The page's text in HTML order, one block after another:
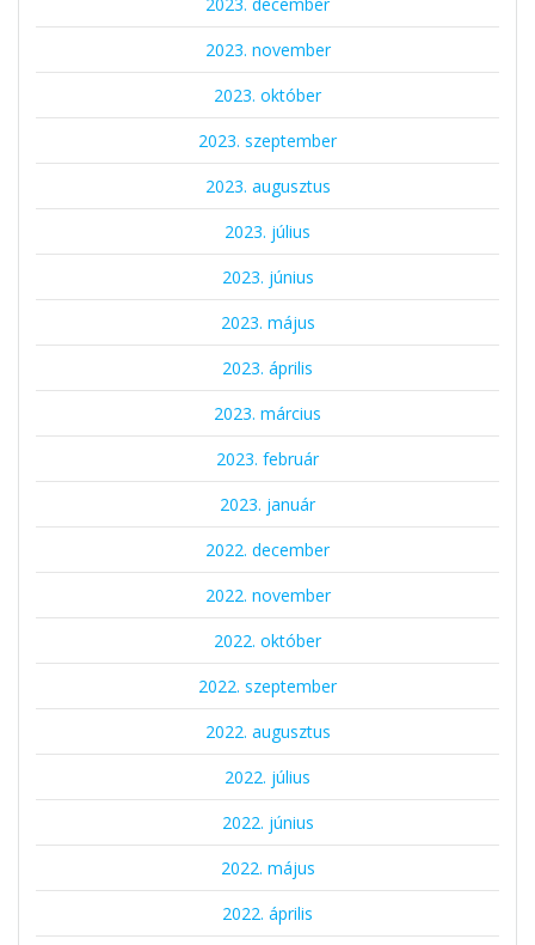
2023. november
2023. október
2023. szeptember
2023. augusztus
2023. július
2023. június
2023. május
2023. április
2023. március
2023. február
2023. január
2022. december
2022. november
2022. október
2022. szeptember
2022. augusztus
2022. július
2022. június
2022. május
2022. április